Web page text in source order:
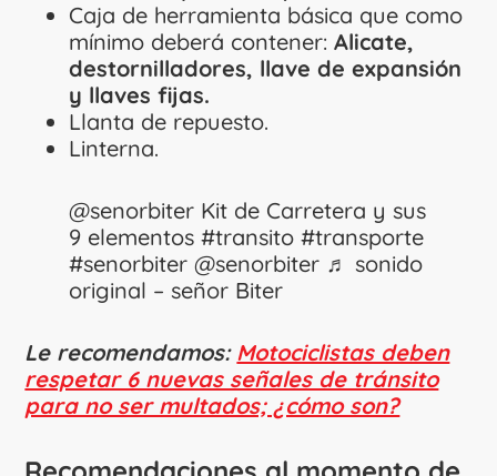
Caja de herramienta básica que como
mínimo deberá contener: Alicate,
destornilladores, llave de expansión
y llaves fijas.
Llanta de repuesto.
Linterna.
@senorbiter Kit de Carretera y sus
9 elementos#transito #transporte
#senorbiter @senorbiter ♬ sonido
original – señor Biter
Le recomendamos: Motociclistas deben
respetar 6 nuevas señales de tránsito
para no ser multados; ¿cómo son?